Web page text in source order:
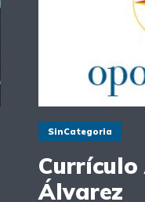
SinCategoria
Álvarez